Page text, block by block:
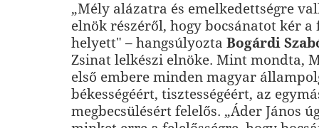
„Mély alázatra és emelkedettségre
elnök részéről, hogy bocsánatot kér a
helyett" – hangsúlyozta Bogárdi
Zsinat lelkészi elnöke. Mint mondta,
első embere minden magyar
békességéért, tisztességéért, az
megbecsülésért felelős. „Áder János